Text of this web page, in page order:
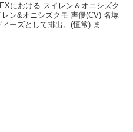
における スイレン＆オニシズク
ン&オニシズクモ 声優(CV) 名塚
ーズとして排出。(恒常) ま...